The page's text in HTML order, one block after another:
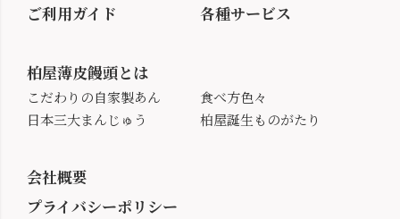
ご利用ガイド 各種サービス
柏屋薄皮饅頭とは
こだわりの自家製あん
日本三大まんじゅう
食べ方色々
柏屋誕生ものがたり
会社概要
プライバシーポリシー